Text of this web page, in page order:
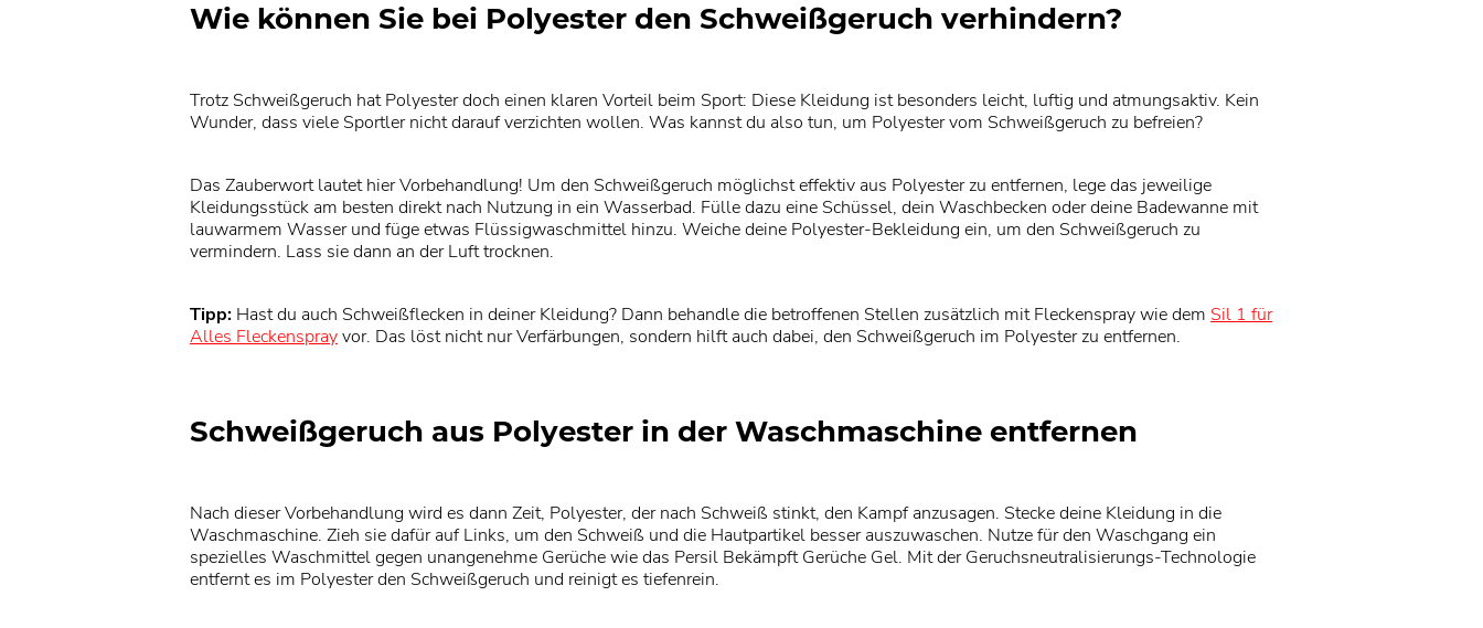
Wie können Sie bei Polyester den Schweißgeruch verhindern?
Trotz Schweißgeruch hat Polyester doch einen klaren Vorteil beim Sport: Diese Kleidung ist besonders leicht, luftig und atmungsaktiv. Kein
Wunder, dass viele Sportler nicht darauf verzichten wollen. Was kannst du also tun, um Polyester vom Schweißgeruch zu befreien?
Das Zauberwort lautet hier Vorbehandlung! Um den Schweißgeruch möglichst effektiv aus Polyester zu entfernen, lege das jeweilige
Kleidungsstück am besten direkt nach Nutzung in ein Wasserbad. Fülle dazu eine Schüssel, dein Waschbecken oder deine Badewanne mit
lauwarmem Wasser und füge etwas Flüssigwaschmittel hinzu. Weiche deine Polyester-Bekleidung ein, um den Schweißgeruch zu
vermindern. Lass sie dann an der Luft trocknen.
Tipp:Hast du auch Schweißflecken in deiner Kleidung? Dann behandle die betroffenen Stellen zusätzlich mit Fleckenspray wie dem Sil 1 für
Alles Fleckensprayvor. Das löst nicht nur Verfärbungen, sondern hilft auch dabei, den Schweißgeruch im Polyester zu entfernen.
Schweißgeruch aus Polyester in der Waschmaschine entfernen
Nach dieser Vorbehandlung wird es dann Zeit, Polyester, der nach Schweiß stinkt, den Kampf anzusagen. Stecke deine Kleidung in die
Waschmaschine. Zieh sie dafür auf Links, um den Schweiß und die Hautpartikel besser auszuwaschen. Nutze für den Waschgang ein
spezielles Waschmittel gegen unangenehme Gerüche wie das Persil Bekämpft Gerüche Gel. Mit der Geruchsneutralisierungs-Technologie
entfernt es im Polyester den Schweißgeruch und reinigt es tiefenrein.